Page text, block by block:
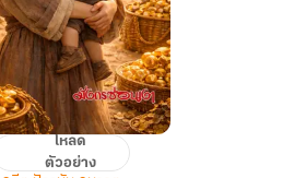
โหลด
ตัวอย่าง